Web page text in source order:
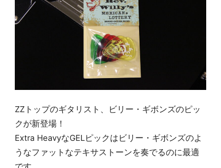
ZZトップのギタリスト、ビリー・ギボンズのピッ
クが新登場！
Extra HeavyなGELピックはビリー・ギボンズのよ
うなファットなテキサストーンを奏でるのに最適